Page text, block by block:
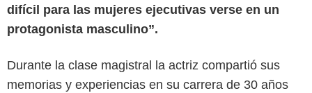
difícil para las mujeres ejecutivas verse en un
protagonista masculino”.
Durante la clase magistral la actriz compartió sus
memorias y experiencias en su carrera de 30 años